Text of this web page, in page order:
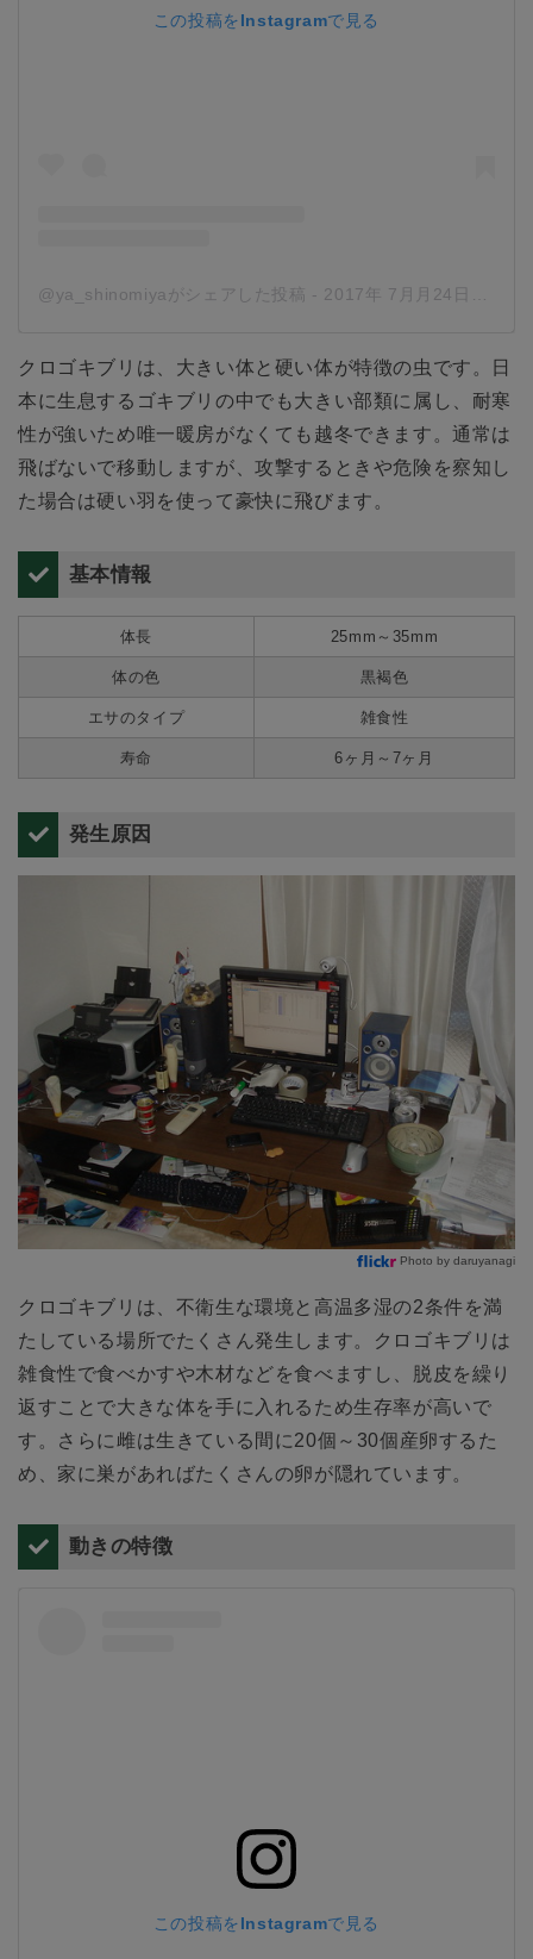
この投稿をInstagramで見る
@ya_shinomiyaがシェアした投稿 - 2017年 7月月24日午前9時35分PDT
クロゴキブリは、大きい体と硬い体が特徴の虫です。日
本に生息するゴキブリの中でも大きい部類に属し、耐寒
性が強いため唯一暖房がなくても越冬できます。通常は
飛ばないで移動しますが、攻撃するときや危険を察知し
た場合は硬い羽を使って豪快に飛びます。
基本情報
体長 25mm～35mm
体の色 黒褐色
エサのタイプ 雑食性
寿命 6ヶ月～7ヶ月
発生原因
Photo by daruyanagi
クロゴキブリは、不衛生な環境と高温多湿の2条件を満
たしている場所でたくさん発生します。クロゴキブリは
雑食性で食べかすや木材などを食べますし、脱皮を繰り
返すことで大きな体を手に入れるため生存率が高いで
す。さらに雌は生きている間に20個～30個産卵するた
め、家に巣があればたくさんの卵が隠れています。
動きの特徴
この投稿をInstagramで見る